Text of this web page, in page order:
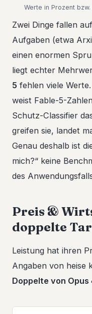
Werte in Prozent
Zwei Dinge fallen
Aufgaben (etwa
einen enormen
liegt echter
5 fehlen viele
weist Fable-5-
Schutz-Classifier
greifen sie, landet
Genau deshalb ist
mich?“ keine
des
Preis &
doppelte
Leistung hat ihren
Angaben von heise
Doppelte von Opus